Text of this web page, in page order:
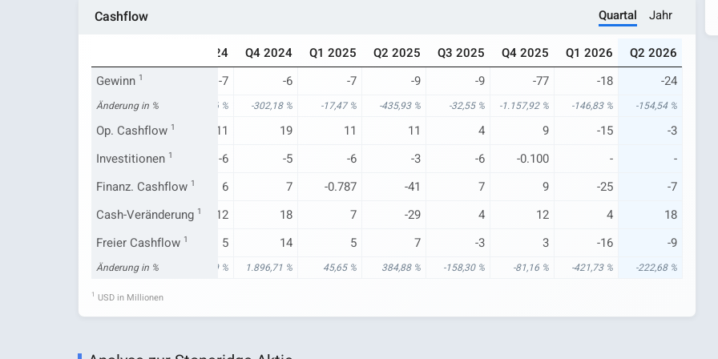
Cashflow Quartal Jahr
Q3 2024 Q4 2024 Q1 2025 Q2 2025 Q3 2025 Q4 2025 Q1 2026
Q2 2026
Gewinn 1
-6 -7 -6 -7 -9 -9 -77 -18 -24
Änderung in %
17,06 % 193,11 % -425,66 % -302,18 % -17,47 % -435,93 % -32,55 % -1.157,92 % -146,83 % -154,54 %
Op. Cashflow 1
9 9 11 19 11 11 4 9 -15
-3
Investitionen 1
-6 -7 -6 -5 -6 -3 -6 -0.100 -
-
Finanz. Cashflow 1
5 -7 6 7 -0.787 -41 7 9 -25
-7
Cash-Veränderung 1
8 -6 12 18 7 -29 4 12 4
18
Freier Cashflow 1
3 2 5 14 5 7 -3 3 -16 -9
Änderung in %
117,18 % 144,67 % 140,09 % 1.896,71 % 45,65 % 384,88 % -158,30 % -81,16 % -421,73 % -222,68 %
1 USD in Millionen